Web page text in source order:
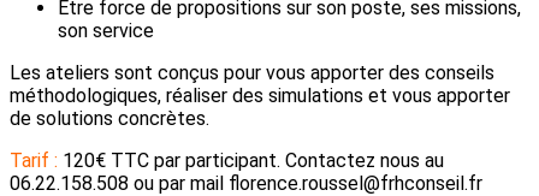
Etre force de propositions sur son poste, ses missions,
son service
Les ateliers sont conçus pour vous apporter des conseils
méthodologiques, réaliser des simulations et vous apporter
de solutions concrètes.
Tarif : 120€ TTC par participant. Contactez nous au
06.22.158.508 ou par mail florence.roussel@frhconseil.fr